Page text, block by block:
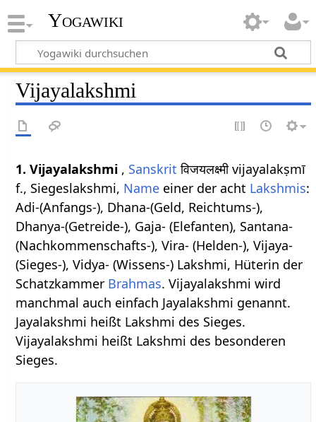
Yogawiki
Vijayalakshmi
1. Vijayalakshmi , Sanskrit विजयलक्ष्मी vijayalakṣmī
f., Siegeslakshmi, Name einer der acht Lakshmis:
Adi-(Anfangs-), Dhana-(Geld, Reichtums-),
Dhanya-(Getreide-), Gaja- (Elefanten), Santana-
(Nachkommenschafts-), Vira- (Helden-), Vijaya-
(Sieges-), Vidya- (Wissens-) Lakshmi, Hüterin der
Schatzkammer Brahmas. Vijayalakshmi wird
manchmal auch einfach Jayalakshmi genannt.
Jayalakshmi heißt Lakshmi des Sieges.
Vijayalakshmi heißt Lakshmi des besonderen
Sieges.